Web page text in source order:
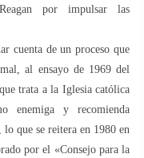
por impulsar las
cuenta de un proceso que
al ensayo de 1969 del
trata a la Iglesia católica
enemiga y recomienda
que se reitera en 1980 en
por el «Consejo para la